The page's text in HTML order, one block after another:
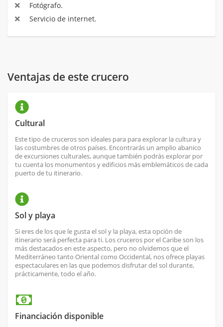
Fotógrafo.
Servicio de internet.
Ventajas de este crucero
Cultural
Este tipo de cruceros son ideales para para explorar la cultura y
las costumbres de otros países. Encontrarás un amplio abanico
de excursiones culturales, aunque también podrás explorar por
tu cuenta los monumentos y edificios más emblemáticos de cada
puerto de tu itinerario.
Sol y playa
Si eres de los que le gusta el sol y la playa, esta opción de
itinerario será perfecta para ti. Los cruceros por el Caribe son los
más destacados en este aspecto, pero no olvidemos que el
Mediterráneo tanto Oriental como Occidental, nos ofrece playas
espectaculares en las que podemos disfrutar del sol durante,
prácticamente, todo el año.
Financiación disponible